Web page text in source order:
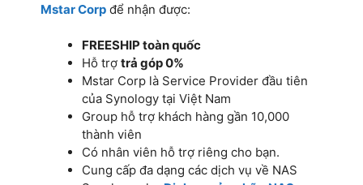
Mstar Corp để nhận được:
FREESHIP toàn quốc
Hỗ trợ trả góp 0%
Mstar Corp là Service Provider đầu tiên
của Synology tại Việt Nam
Group hỗ trợ khách hàng gần 10,000
thành viên
Có nhân viên hỗ trợ riêng cho bạn.
Cung cấp đa dạng các dịch vụ về NAS